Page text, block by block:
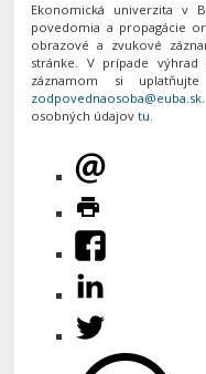
Ekonomická univerzita v
povedomia a propagácie
obrazové a zvukové
stránke. V prípade
záznamom si
osobných údajovtu.